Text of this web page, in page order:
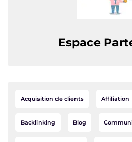
Espace
Acquisition de clients Affiliation
Backlinking Blog